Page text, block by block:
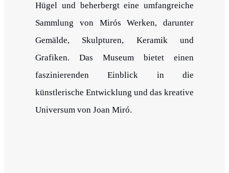
Hügel und beherbergt eine umfangreiche
Sammlung von Mirós Werken, darunter
Gemälde, Skulpturen, Keramik und
Grafiken. Das Museum bietet einen
faszinierenden Einblick in die
künstlerische Entwicklung und das kreative
Universum von Joan Miró.